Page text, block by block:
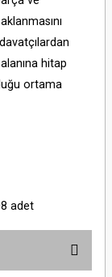
hitap
ortama
adet